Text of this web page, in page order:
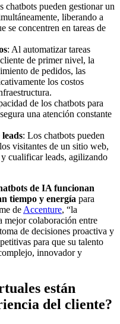
chatbots pueden gestionar un
liberando a
se concentren en tareas de
: Al automatizar tareas
de primer nivel, la
de pedidos, las
los costos
de los chatbots para
una atención constante
: Los chatbots pueden
visitantes de un sitio web,
cualificar leads, agilizando
de IA funcionan
tiempo y energía para
de Accenture, “la
mejor colaboración entre
de decisiones proactiva y
para que su talento
innovador y
están
del cliente?